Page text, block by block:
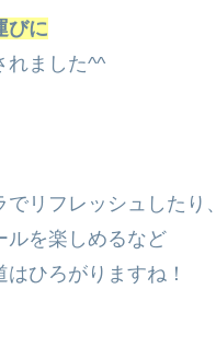
びに
れました^^
リフレッシュしたり、
ルを楽しめるなど
ひろがりますね！